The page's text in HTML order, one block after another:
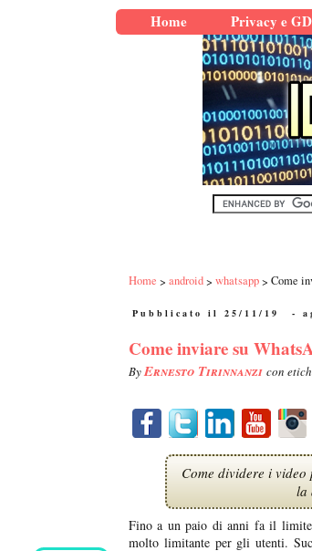
Home Privacy e
Home android whatsapp Come
Pubblicato il 25/11/19 -
Come inviare su
ByErnesto Tirinnanzi con
Come dividere i
la
Fino a un paio di anni fa il
molto limitante per gli utenti.